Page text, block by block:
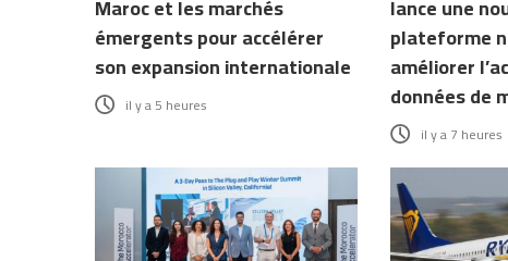
Maroc et les marchés
émergents pour accélérer
son expansion internationale
il y a 5 heures
lance une
plateforme
améliorer
données de
il y a 7 heures